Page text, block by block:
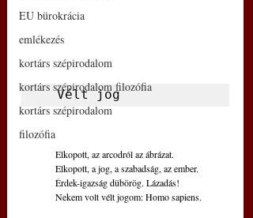
EU bürokrácia
emlékezés
kortárs szépirodalom
kortárs szépirodalom filozófia
kortárs szépirodalom
filozófia
  Vélt jog
Elkopott, az arcodról az ábrázat.
Elkopott, a jog, a szabadság, az ember.
Érdek-igazság dübörög. Lázadás!
Nekem volt vélt jogom: Homo sapiens.